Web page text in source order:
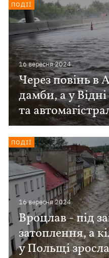
16 вересня 2024
Через повінь в
дамби, а у
та
ПОДІЇ
16 вересня 2024
Вроцлав - під
затоплення, а
у Польщі
ПОДІЇ